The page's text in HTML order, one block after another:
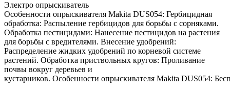
Электро опрыскиватель
Особенности опрыскивателя Makita DUS054: Гербицидная
обработка: Распыление гербицидов для борьбы с сорняками.
Обработка пестицидами: Нанесение пестицидов на растения
для борьбы с вредителями. Внесение удобрений:
Распределение жидких удобрений по корневой системе
растений. Обработка приствольных кругов: Проливание
почвы вокруг деревьев и
кустарников. Особенности опрыскивателя Makita DUS054: